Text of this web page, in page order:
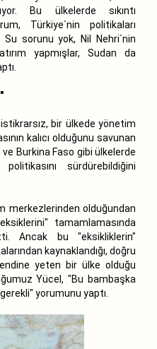
Bu ülkelerde sıkıntı
Türkiye`nin politikaları
Su sorunu yok, Nil Nehri`nin
yapmışlar, Sudan da
bir ülkede yönetim
kalıcı olduğunu savunan
Burkina Faso gibi ülkelerde
sürdürebildiğini
merkezlerinden olduğundan
tamamlamasında
Ancak bu "eksikliklerin"
kaynaklandığı, doğru
yeten bir ülke olduğu
Yücel, "Bu bambaşka
yorumunu yaptı.